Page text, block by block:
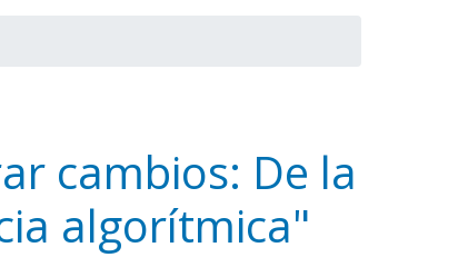
cambios: De la
algorítmica"